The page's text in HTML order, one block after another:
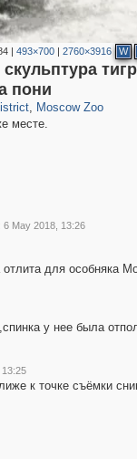
|493×700 |2760×3916 W
пони
, Moscow Zoo
762
месте.
6 May 2018, 13:26
для особняка
у нее была
к точке съёмки